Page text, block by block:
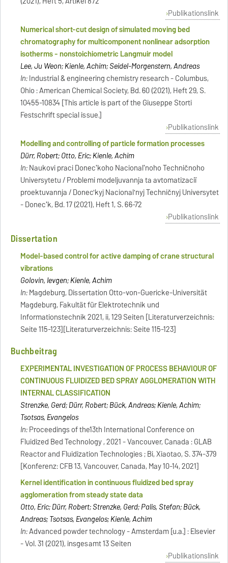
Publikationslink
Numerical short-cut design of simulated moving bed
chromatography for multicomponent nonlinear adsorption
isotherms - nonstoichiometric Langmuir model
Lee, Ju Weon; Kienle, Achim; Seidel-Morgenstern, Andreas
In:Industrial & engineering chemistry research - Columbus,
Ohio : American Chemical Society, Bd. 60 (2021), Heft 29, S.
10455-10834 [This article is part of the Giuseppe Storti
Festschrift special issue.]
Publikationslink
Modelling and controlling of particle formation processes
Dürr, Robert; Otto, Eric; Kienle, Achim
In:Naukovi praci Donecʹkoho Nacionalʹnoho Techničnoho
Universytetu / Problemi modeljuvannja ta avtomatizaciï
proektuvannja / Donec'kyj Nacional'nyj Techničnyj Universytet
- Donecʹk, Bd. 17 (2021), Heft 1, S. 66-72
Publikationslink
Dissertation
Model-based control for active damping of crane structural
vibrations
Golovin, Ievgen; Kienle, Achim
In:Magdeburg, Dissertation Otto-von-Guericke-Universität
Magdeburg, Fakultät für Elektrotechnik und
Informationstechnik 2021, ii, 129 Seiten [Literaturverzeichnis:
Seite 115-123][Literaturverzeichnis: Seite 115-123]
Buchbeitrag
EXPERIMENTAL INVESTIGATION OF PROCESS BEHAVIOUR OF
CONTINUOUS FLUIDIZED BED SPRAY AGGLOMERATION WITH
INTERNAL CLASSIFICATION
Strenzke, Gerd; Dürr, Robert; Bück, Andreas; Kienle, Achim;
Tsotsas, Evangelos
In:Proceedings of the13th International Conference on
Fluidized Bed Technology , 2021 - Vancouver, Canada : GLAB
Reactor and Fluidization Technologies ; Bi, Xiaotao, S. 374-379
[Konferenz: CFB 13, Vancouver, Canada, May 10-14, 2021]
Kernel identification in continuous fluidized bed spray
agglomeration from steady state data
Otto, Eric; Dürr, Robert; Strenzke, Gerd; Palis, Stefan; Bück,
Andreas; Tsotsas, Evangelos; Kienle, Achim
In:Advanced powder technology - Amsterdam [u.a.] : Elsevier
- Vol. 31 (2021), insgesamt 13 Seiten
Publikationslink